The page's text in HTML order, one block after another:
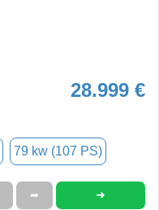
28.999 €
79 kw (107 PS)
➦ ➜